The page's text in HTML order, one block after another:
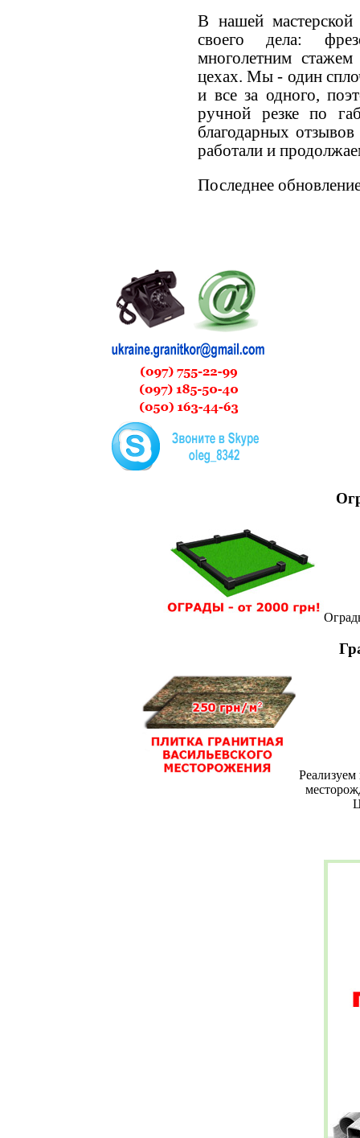
В нашей мастерской
своего дела:
многолетним
цехах. Мы - один
и все за одного,
ручной резке по
благодарных
работали и
Последнее